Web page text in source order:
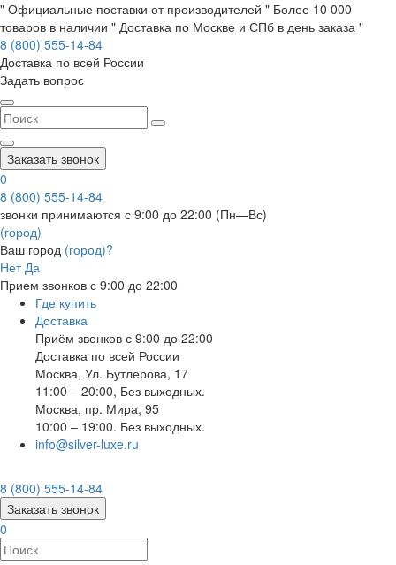
" Официальные поставки от производителей " Более 10 000
товаров в наличии " Доставка по Москве и СПб в день заказа "
8 (800) 555-14-84
Доставка по всей России
Задать вопрос
Заказать звонок
0
8 (800) 555-14-84
звонки принимаются с 9:00 до 22:00 (Пн—Вс)
(город)
Ваш город (город)?
Нет Да
Прием звонков с 9:00 до 22:00
Где купить
Доставка
Приём звонков с 9:00 до 22:00
Доставка по всей России
Москва, Ул. Бутлерова, 17
11:00 – 20:00, Без выходных.
Москва, пр. Мира, 95
10:00 – 19:00. Без выходных.
info@silver-luxe.ru
8 (800) 555-14-84
Заказать звонок
0